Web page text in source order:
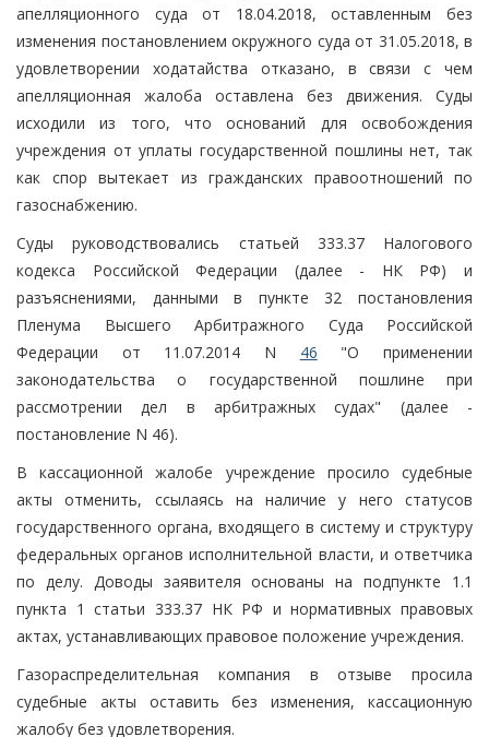
апелляционного суда от 18.04.2018, оставленным без
изменения постановлением окружного суда от 31.05.2018, в
удовлетворении ходатайства отказано, в связи с чем
апелляционная жалоба оставлена без движения. Суды
исходили из того, что оснований для освобождения
учреждения от уплаты государственной пошлины нет, так
как спор вытекает из гражданских правоотношений по
газоснабжению.
Суды руководствовались статьей 333.37 Налогового
кодекса Российской Федерации (далее - НК РФ) и
разъяснениями, данными в пункте 32 постановления
Пленума Высшего Арбитражного Суда Российской
Федерации от 11.07.2014 N 46 "О применении
законодательства о государственной пошлине при
рассмотрении дел в арбитражных судах" (далее -
постановление N 46).
В кассационной жалобе учреждение просило судебные
акты отменить, ссылаясь на наличие у него статусов
государственного органа, входящего в систему и структуру
федеральных органов исполнительной власти, и ответчика
по делу. Доводы заявителя основаны на подпункте 1.1
пункта 1 статьи 333.37 НК РФ и нормативных правовых
актах, устанавливающих правовое положение учреждения.
Газораспределительная компания в отзыве просила
судебные акты оставить без изменения, кассационную
жалобу без удовлетворения.